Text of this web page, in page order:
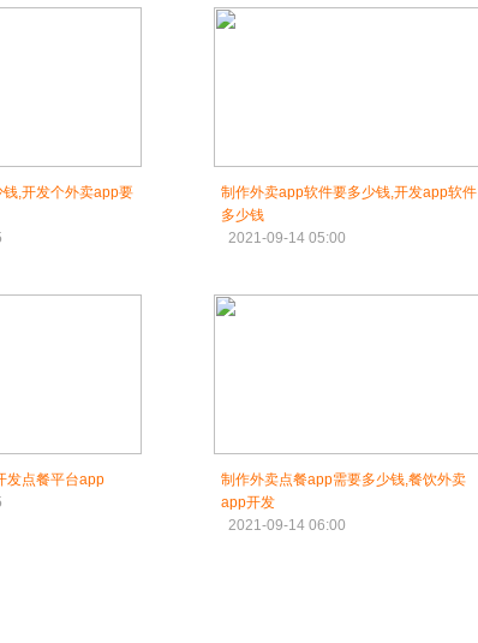
,开发个外卖app要
制作外卖app软件要多少钱,开发app软件
多少钱
2021-09-14 05:00
发点餐平台app
制作外卖点餐app需要多少钱,餐饮外卖
app开发
2021-09-14 06:00